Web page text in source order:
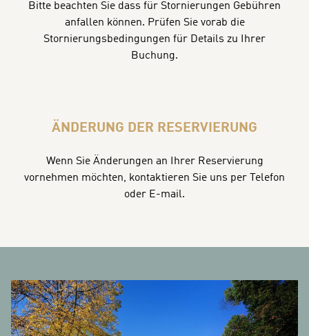
Bitte beachten Sie dass für Stornierungen Gebühren
anfallen können. Prüfen Sie vorab die
Stornierungsbedingungen für Details zu Ihrer
Buchung.
ÄNDERUNG DER RESERVIERUNG
Wenn Sie Änderungen an Ihrer Reservierung
vornehmen möchten, kontaktieren Sie uns per Telefon
oder E-mail.
BANNERS